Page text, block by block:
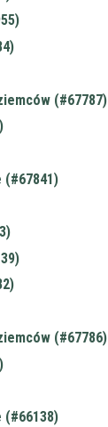
(#67787)
(#67841)
(#67786)
(#66138)